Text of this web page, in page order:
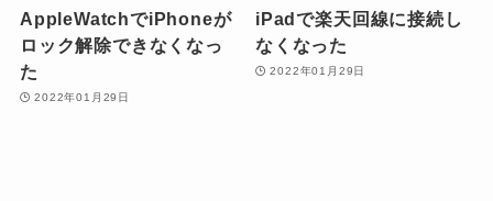
AppleWatchでiPhoneが
ロック解除できなくなっ
た
2022年01月29日
iPadで楽天回線に接続し
なくなった
2022年01月29日